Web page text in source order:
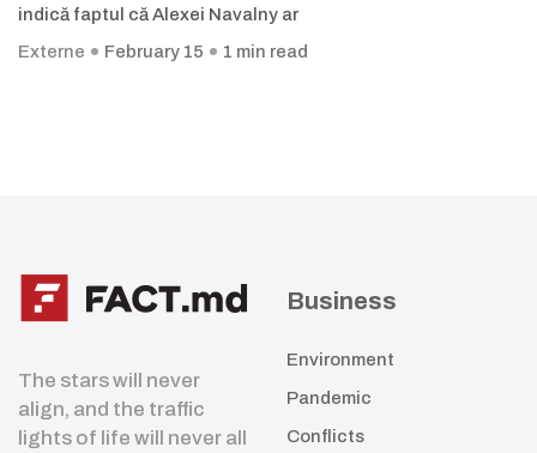
indică faptul că Alexei Navalny ar
Externe
February 15 1 min read
The stars will never
align, and the traffic
lights of life will never all
Business
Environment
Pandemic
Conflicts